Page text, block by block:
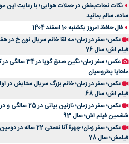
نکات نجات‌بخش در حملات هوایی؛ با رعایت این
ساده، سالم بمانید
فال حافظ امروز یکشنبه 10 اسفند 1404
عکس؛ سفر در زمان؛ مه لقا خانم سریال نون خ در
فیلم اش؛ سال 76
عکس؛ سفر زمان؛ نگین صدق گویا در 34
ماهایا پطروسیان
عکس؛ سفر در زمان؛ خانم بزرگ سریال ستایش در
فیلم اش؛ سال 68
عکس؛ سفر در زمان؛ نازنین بیاتی در 25 سالگی و در
ششمین فیلم اش؛ سال 93
عکس؛ سفر زمان؛ چهرۀ آنا نعمتی 22 ساله در دومین
فیلمش؛ سال 78